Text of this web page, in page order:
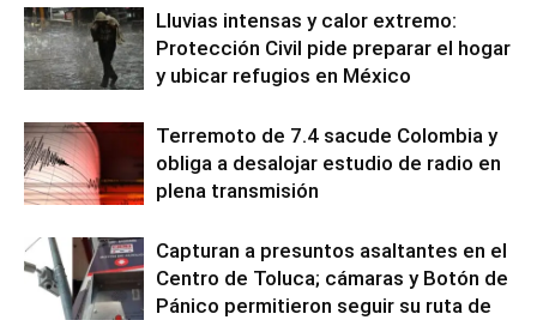
Lluvias intensas y calor extremo:
Protección Civil pide preparar el hogar
y ubicar refugios en México
Terremoto de 7.4 sacude Colombia y
obliga a desalojar estudio de radio en
plena transmisión
Capturan a presuntos asaltantes en el
Centro de Toluca; cámaras y Botón de
Pánico permitieron seguir su ruta de